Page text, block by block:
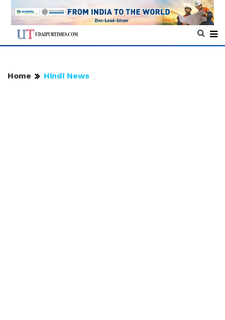
Home Hindi News